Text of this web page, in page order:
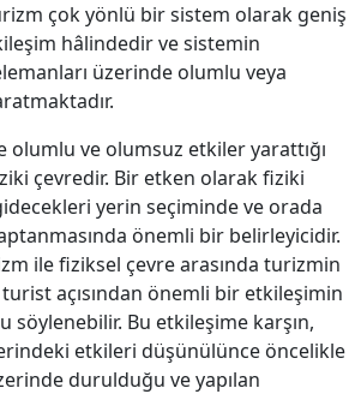
çok yönlü bir sistem olarak geniş
hâlindedir ve sistemin
üzerinde olumlu veya
olumlu ve olumsuz etkiler yarattığı
çevredir. Bir etken olarak fiziki
yerin seçiminde ve orada
önemli bir belirleyicidir.
ile fiziksel çevre arasında turizmin
açısından önemli bir etkileşimin
söylenebilir. Bu etkileşime karşın,
etkileri düşünülünce öncelikle
durulduğu ve yapılan